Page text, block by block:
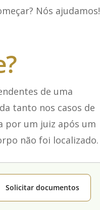
Nós ajudamos!
de uma
tanto nos casos de
por um juiz após um
não foi localizado.
Solicitar documentos